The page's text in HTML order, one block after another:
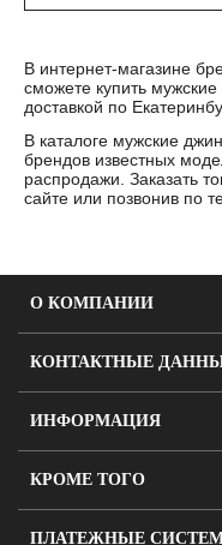
В интернет-магазине
сможете купить
доставкой по
В каталоге мужские
брендов известных
распродажи. Заказать
сайте или позвонив по
О КОМПАНИИ
КОНТАКТНЫЕ
ИНФОРМАЦИЯ
КРОМЕ ТОГО
ПЛАТЕЖНЫЕ